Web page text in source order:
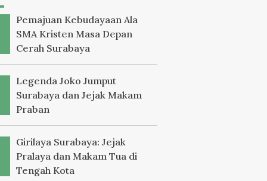
Pemajuan Kebudayaan Ala
SMA Kristen Masa Depan
Cerah Surabaya
Legenda Joko Jumput
Surabaya dan Jejak Makam
Praban
Girilaya Surabaya: Jejak
Pralaya dan Makam Tua di
Tengah Kota